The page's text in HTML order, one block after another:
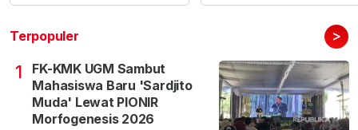
Terpopuler >
1
FK-KMK UGM Sambut
Mahasiswa Baru 'Sardjito
Muda' Lewat PIONIR
Morfogenesis 2026